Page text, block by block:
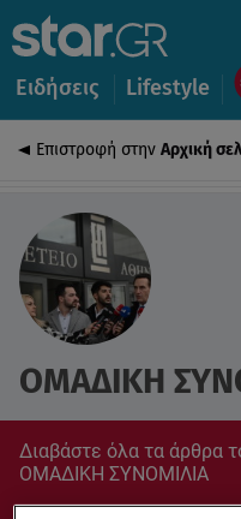
Ειδήσεις Lifestyle
Επιστροφή στην Αρχική
ΟΜΑΔΙΚΗ
Διαβάστε όλα τα άρθρα
ΟΜΑΔΙΚΗ ΣΥΝΟΜΙΛΙΑ